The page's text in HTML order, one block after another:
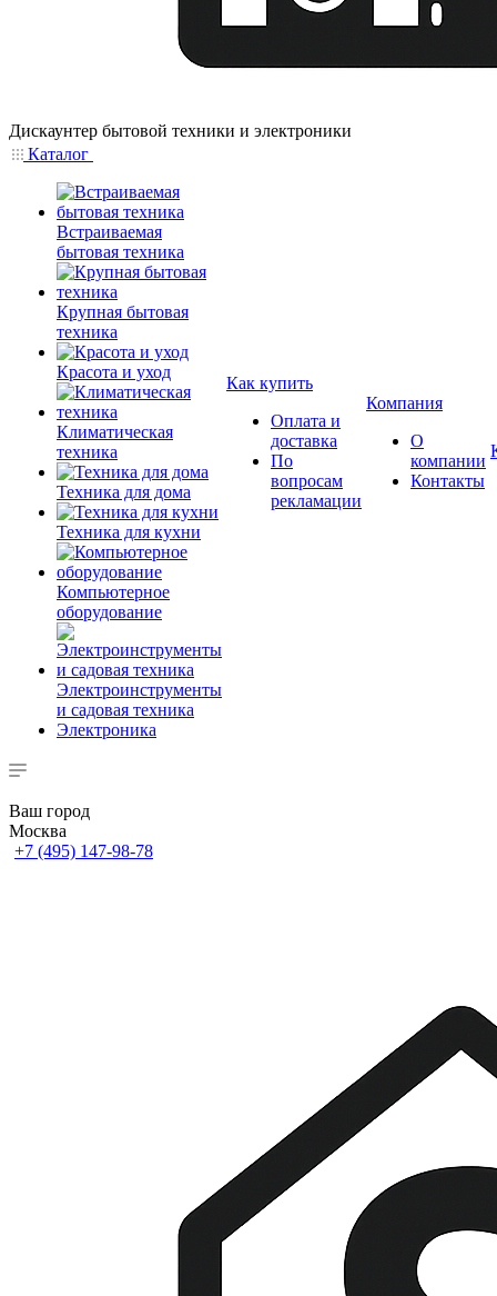
Дискаунтер бытовой техники и электроники
Каталог
Встраиваемая
бытовая техника
Крупная бытовая
техника
Красота и уход
Климатическая
техника
Техника для дома
Техника для кухни
Компьютерное
оборудование
Электроинструменты
и садовая техника
Электроника
Как купить
Оплата и
доставка
По
вопросам
рекламации
Компания
О
компании
Контакты
Ваш город
Москва
+7 (495) 147-98-78